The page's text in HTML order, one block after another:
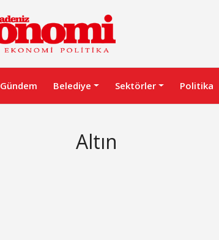
Gündem Belediye Sektörler Politika
Altın